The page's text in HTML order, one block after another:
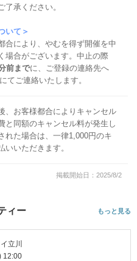
了承ください。
いて＞
合により、やむを得ず開催を中
場合がございます。中止の際
前までに、ご登録の連絡先へ
にてご連絡いたします。
、お客様都合によりキャンセル
と同額のキャンセル料が発生し
れた場合は、一律1,000円のキ
いいただきます。
掲載開始日：2025/8/2
ィー もっと見る
立川
12:00